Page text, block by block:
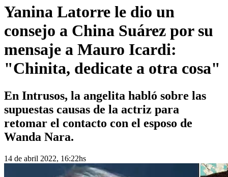
Yanina Latorre le dio un
consejo a China Suárez por su
mensaje a Mauro Icardi:
"Chinita, dedicate a otra cosa"
En Intrusos, la angelita habló sobre las
supuestas causas de la actriz para
retomar el contacto con el esposo de
Wanda Nara.
14 de abril 2022, 16:22hs